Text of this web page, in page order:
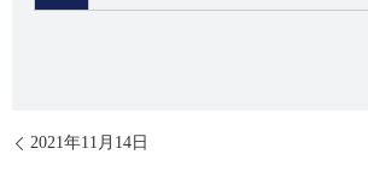
2021年11月14日